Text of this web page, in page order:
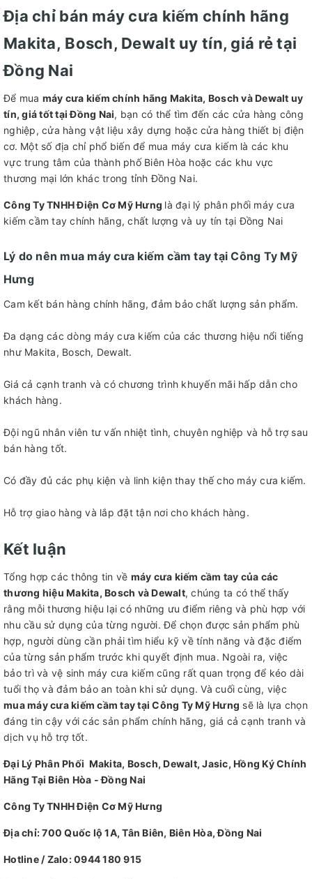
Địa chỉ bán máy cưa kiếm chính hãng
Makita, Bosch, Dewalt uy tín, giá rẻ tại
Đồng Nai
Để mua máy cưa kiếm chính hãng Makita, Bosch và Dewalt uy
tín, giá tốt tại Đồng Nai, bạn có thể tìm đến các cửa hàng công
nghiệp, cửa hàng vật liệu xây dựng hoặc cửa hàng thiết bị điện
cơ. Một số địa chỉ phổ biến để mua máy cưa kiếm là các khu
vực trung tâm của thành phố Biên Hòa hoặc các khu vực
thương mại lớn khác trong tỉnh Đồng Nai.
Công Ty TNHH Điện Cơ Mỹ Hưng là đại lý phân phối máy cưa
kiếm cầm tay chính hãng, chất lượng và uy tín tại Đồng Nai
Lý do nên mua máy cưa kiếm cầm tay tại Công Ty Mỹ
Hưng
Cam kết bán hàng chính hãng, đảm bảo chất lượng sản phẩm.
Đa dạng các dòng máy cưa kiếm của các thương hiệu nổi tiếng
như Makita, Bosch, Dewalt.
Giá cả cạnh tranh và có chương trình khuyến mãi hấp dẫn cho
khách hàng.
Đội ngũ nhân viên tư vấn nhiệt tình, chuyên nghiệp và hỗ trợ sau
bán hàng tốt.
Có đầy đủ các phụ kiện và linh kiện thay thế cho máy cưa kiếm.
Hỗ trợ giao hàng và lắp đặt tận nơi cho khách hàng.
Kết luận
Tổng hợp các thông tin về máy cưa kiếm cầm tay của các
thương hiệu Makita, Bosch và Dewalt, chúng ta có thể thấy
rằng mỗi thương hiệu lại có những ưu điểm riêng và phù hợp với
nhu cầu sử dụng của từng người. Để chọn được sản phẩm phù
hợp, người dùng cần phải tìm hiểu kỹ về tính năng và đặc điểm
của từng sản phẩm trước khi quyết định mua. Ngoài ra, việc
bảo trì và vệ sinh máy cưa kiếm cũng rất quan trọng để kéo dài
tuổi thọ và đảm bảo an toàn khi sử dụng. Và cuối cùng, việc
mua máy cưa kiếm cầm tay tại Công Ty Mỹ Hưng sẽ là lựa chọn
đáng tin cậy với các sản phẩm chính hãng, giá cả cạnh tranh và
dịch vụ hỗ trợ tốt.
Đại Lý Phân Phối Makita, Bosch, Dewalt, Jasic, Hồng Ký Chính
Hãng Tại Biên Hòa - Đồng Nai
Công Ty TNHH Điện Cơ Mỹ Hưng
Địa chỉ: 700 Quốc lộ 1A, Tân Biên, Biên Hòa, Đồng Nai
Hotline / Zalo: 0944 180 915